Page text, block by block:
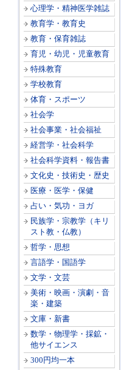
心理学・精神医学雑誌
教育学・教育史
教育・保育雑誌
育児・幼児・児童教育
特殊教育
学校教育
体育・スポーツ
社会学
社会事業・社会福祉
経営学・社会科学
社会科学資料・報告書
文化史・技術史・歴史
医療・医学・保健
占い・気功・ヨガ
民族学・宗教学（キリ
スト教・仏教）
哲学・思想
言語学・国語学
文学・文芸
美術・映画・演劇・音
楽・建築
文庫・新書
数学・物理学・採鉱・
他サイエンス
300円均一本